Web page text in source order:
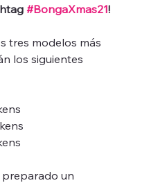
#BongaXmas21!
tres modelos más
los siguientes
preparado un